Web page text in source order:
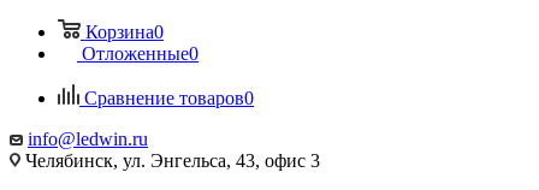
Корзина0
Отложенные0
Сравнение товаров0
info@ledwin.ru
Челябинск, ул. Энгельса, 43, офис 3